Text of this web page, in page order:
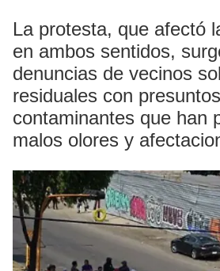
La protesta, que afectó
en ambos sentidos,
denuncias de vecinos
residuales con presuntos
contaminantes que han
malos olores y